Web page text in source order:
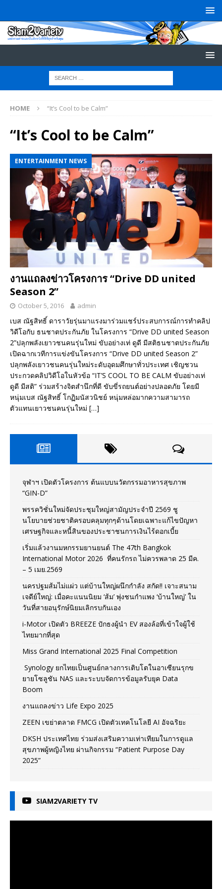
HOME “It’s Cool to be Calm”
“It’s Cool to be Calm”
ENTERTAINMENT NEWS
งานแถลงข่าวโครงการ “Drive DD united
Season 2”
October 5, 2016 admin
เบส ณัฐสิทธิ์ ดาราวัยรุ่นมาแรงมาร่วมแชร์ประสบการณ์การทำคลิป
วิดีโอกับ ธนชาตประกันภัย ในโครงการ “Drive DD united Season
2”ปลุกพลังเยาวชนคนรุ่นใหม่ ขับอย่างเท่ ดูดี มีสติธนชาตประกันภัย
เปิดฉากเวทีการแข่งขันโครงการ “Drive DD united Season 2”
ปลุกพลังเยาวชนคนรุ่นใหม่ระดับอุดมศึกษาทั่วประเทศ เชิญชวน
ประกวดคลิปวิดีโอในหัวข้อ “IT’S COOL TO BE CALM ขับอย่างเท่
ดูดี มีสติ” ร่วมสร้างจิตสำนึกที่ดี ขับขี่รถยนต์อย่างปลอดภัย โดยมี
หนุ่มเบส ณัฐสิทธิ์ โกฏิมนัสวนิชย์ หนุ่มหล่อมากความสามารถ
ตัวแทนเยาวชนคนรุ่นใหม่ […]
จุฬาฯ เปิดตัวโครงการ ต้นแบบนวัตกรรมอาหารสุขภาพ
“GIN-D”
พรรควิชั่นใหม่จัดประชุมใหญ่สามัญประจำปี 2569 ชู
นโยบายช่วยชาติครอบคลุมทุกๆด้านโดยเฉพาะแก้ไขปัญหา
เศรษฐกิจและหนี้สินของประชาชนการเงินไร้ดอกเบี้ย
เริ่มแล้วงานมหกรรมยานยนต์ The 47th Bangkok
International Motor 2026 ที่คนรักรถ ไม่ควรพลาด 25 มีค.
– 5 เมย.2569
นครปฐมส้มไม่แผ่ว แต่บ้านใหญ่ผนึกกำลัง สกัด!! เจาะสนาม
เจดีย์ใหญ่: เมื่อคะแนนนิยม ‘ส้ม’ พุ่งชนกำแพง ‘บ้านใหญ่’ ใน
วันที่สายอนุรักษ์นิยมเลิกรบกันเอง
i-Motor เปิดตัว BREEZE ปักธงผู้นำ EV สองล้อที่เข้าใจผู้ใช้
ไทยมากที่สุด
Miss Grand International 2025 Final Competition
Synology ยกไทยเป็นศูนย์กลางการเติบโตในอาเซียนรุกข
ยายโซลูชัน NAS และระบบจัดการข้อมูลรับยุค Data
Boom
งานแถลงข่าว Life Expo 2025
ZEEN เขย่าตลาด FMCG เปิดตัวเทคโนโลยี AI อัจฉริยะ
DKSH ประเทศไทย ร่วมส่งเสริมความเท่าเทียมในการดูแล
สุขภาพผู้หญิงไทย ผ่านกิจกรรม “Patient Purpose Day
2025”
SIAM2VARIETY TV